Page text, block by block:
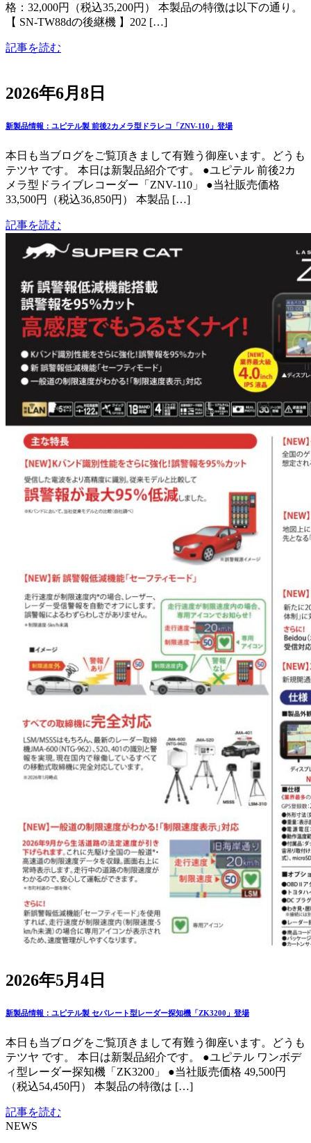
格：32,000円（税込35,200円） 本製品の特徴は以下の通り。
【 SN-TW88dの後継機 】202 […]
記事を読む
2026年6月8日
新製品情報：ユピテル製 前後2カメラ型ドラレコ「ZNV-110」登場
本日も当ブログをご覧頂きまして有難う御座います。どうも
テツヤ です。 本日は新製品紹介です。 ●ユピテル 前後2カ
メラ型ドライブレコーダー「ZNV-110」 ●当社販売価格
33,500円（税込36,850円） 本製品 […]
記事を読む
2026年5月4日
新製品情報：ユピテル製 セパレート型レーダー探知機「ZK3200」登場
本日も当ブログをご覧頂きまして有難う御座います。どうも
テツヤ です。 本日は新製品紹介です。 ●ユピテル ワンボデ
ィ型レーダー探知機「ZK3200」 ●当社販売価格 49,500円
（税込54,450円） 本製品の特徴は […]
記事を読む
NEWS